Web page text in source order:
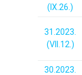
(IX.26.)
31.2023.
(VII.12.)
30.2023.